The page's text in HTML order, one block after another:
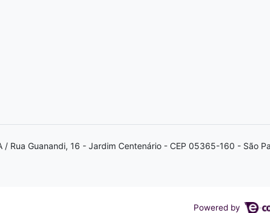
/ Rua Guanandi, 16 - Jardim Centenário - CEP 05365-160 - São
Powered by